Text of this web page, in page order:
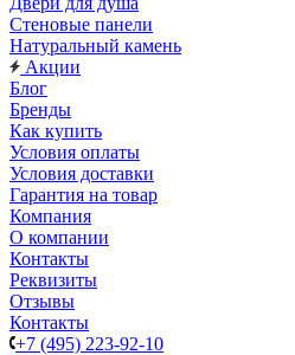
Стеновые панели
Натуральный камень
Акции
Блог
Бренды
Как купить
Условия оплаты
Условия доставки
Гарантия на товар
Компания
О компании
Контакты
Реквизиты
Отзывы
Контакты
+7 (495) 223-92-10